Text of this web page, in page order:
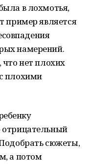
в лохмотья,
пример является
намерений.
нет плохих
плохими
отрицательный
сюжеты,
а потом